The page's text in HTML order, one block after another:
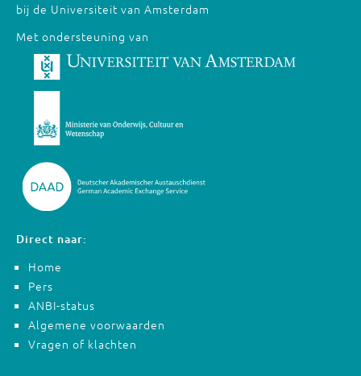
bij de Universiteit van Amsterdam
Met ondersteuning van
Direct naar:
Home
Pers
ANBI-status
Algemene voorwaarden
Vragen of klachten